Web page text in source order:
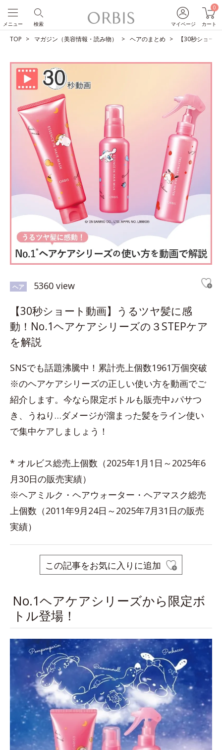
マイページ
0
カート
検索
メニュー
TOP マガジン（美容情報・読み物） ヘアのまとめ 【30秒ショー
ヘア 5360 view
【30秒ショート動画】うるツヤ髪に感
動！No.1ヘアケアシリーズの３STEPケア
を解説
SNSでも話題沸騰中！累計売上個数1961万個突破
※のヘアケアシリーズの正しい使い方を動画でご
紹介します。今なら限定ボトルも販売中♪パサつ
き、うねり…ダメージが溜まった髪をライン使い
で集中ケアしましょう！
* オルビス総売上個数（2025年1月1日～2025年6
月30日の販売実績）
※ヘアミルク・ヘアウォーター・ヘアマスク総売
上個数（2011年9月24日～2025年7月31日の販売
実績）
この記事をお気に入りに追加
No.1ヘアケアシリーズから限定ボ
トル登場！